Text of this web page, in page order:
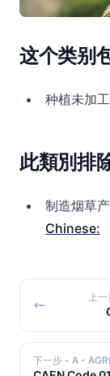
这个类别
种植未加
此類別排
制造烟草
Chinese:
上
下一步 - A -